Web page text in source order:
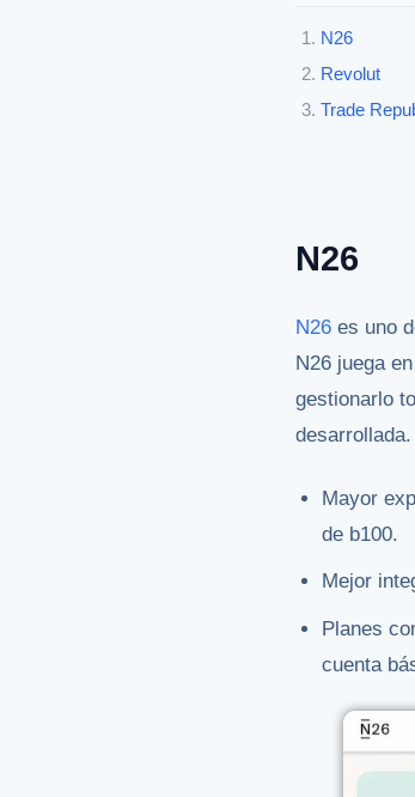
N26
Revolut
Trade
N26
N26 es uno
N26 juega
gestionarlo
desarrollada.
Mayor
de b100.
Mejor
Planes
cuenta